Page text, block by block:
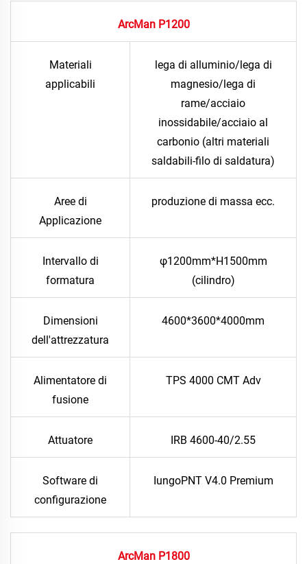
ArcMan P1200
Materiali
applicabili
lega di alluminio/lega di
magnesio/lega di
rame/acciaio
inossidabile/acciaio al
carbonio (altri materiali
saldabili-filo di saldatura)
Aree di
Applicazione
produzione di massa ecc.
Intervallo di
formatura
φ1200mm*H1500mm
(cilindro)
Dimensioni
dell'attrezzatura
4600*3600*4000mm
Alimentatore di
fusione
TPS 4000 CMT Adv
Attuatore IRB 4600-40/2.55
Software di
configurazione
IungoPNT V4.0 Premium
ArcMan P1800